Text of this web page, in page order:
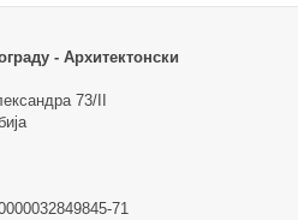
- Архитектонски
73/II
71